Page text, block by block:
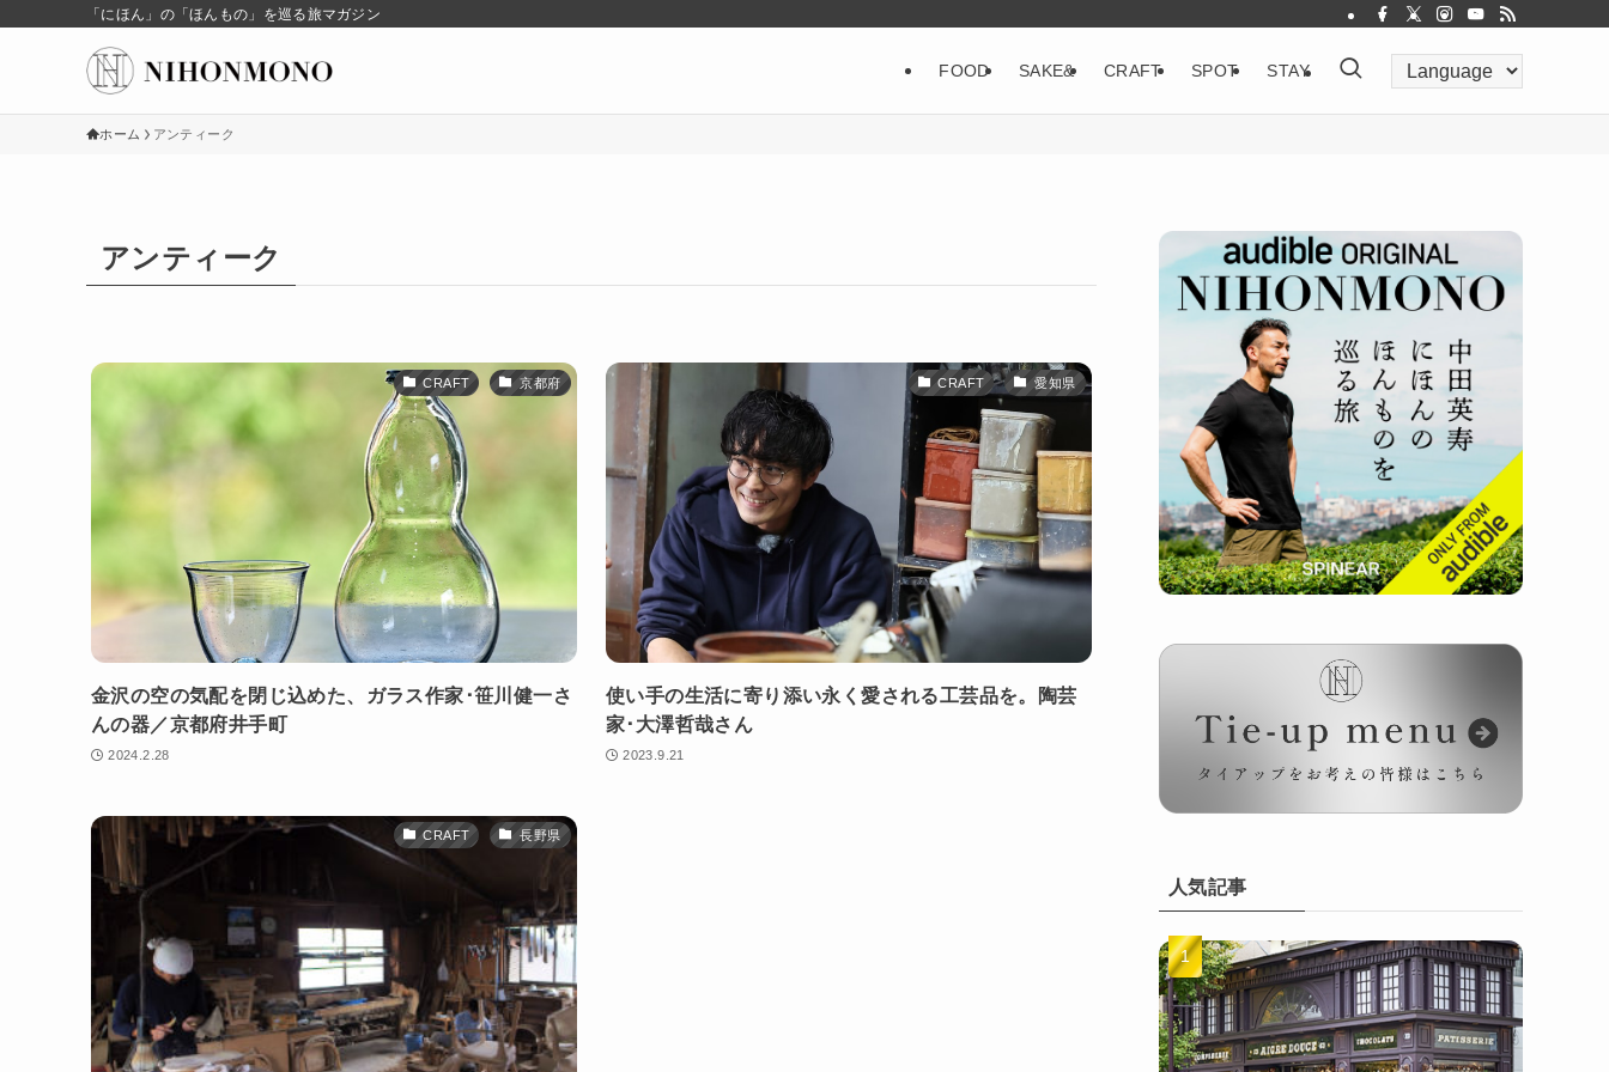
「にほん」の「ほんもの」を巡る旅マガジン
FOOD SAKE& CRAFT SPOT STAY
ホーム アンティーク
アンティーク
CRAFT 京都府
金沢の空の気配を閉じ込めた、ガラス作家･笹川健一さ
んの器／京都府井手町
2024.2.28
CRAFT 愛知県
使い手の生活に寄り添い永く愛される工芸品を。陶芸
家･大澤哲哉さん
2023.9.21
CRAFT 長野県
人気記事